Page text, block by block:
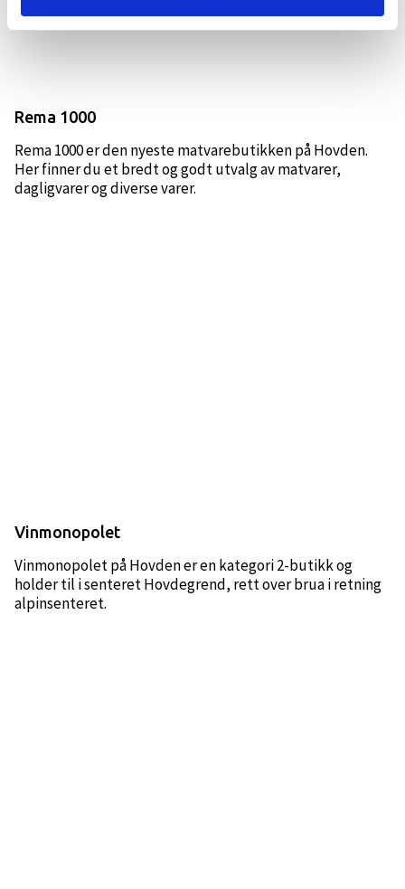
Rema 1000
Rema 1000 er den nyeste matvarebutikken på Hovden.
Her finner du et bredt og godt utvalg av matvarer,
dagligvarer og diverse varer.
Vinmonopolet
Vinmonopolet på Hovden er en kategori 2-butikk og
holder til i senteret Hovdegrend, rett over brua i retning
alpinsenteret.